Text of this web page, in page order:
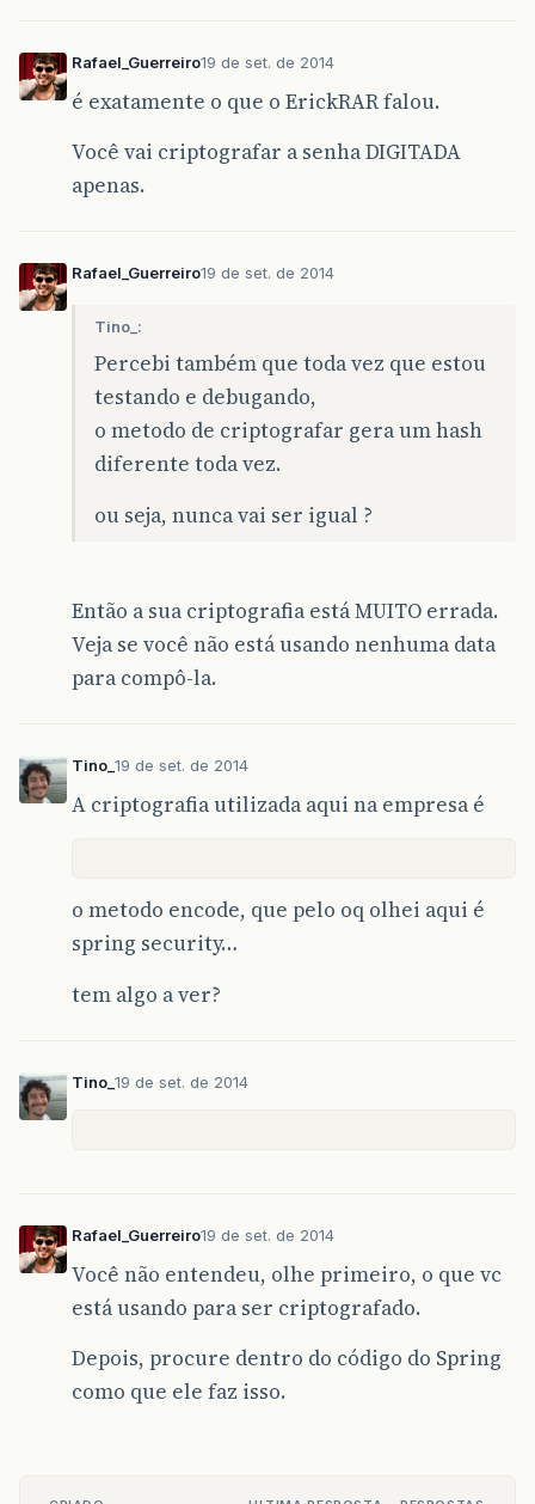
Rafael_Guerreiro19 de set. de 2014
é exatamente o que o ErickRAR falou.
Você vai criptografar a senha DIGITADA
apenas.
Rafael_Guerreiro19 de set. de 2014
Tino_:
Percebi também que toda vez que estou
testando e debugando,
o metodo de criptografar gera um hash
diferente toda vez.
ou seja, nunca vai ser igual ?
Então a sua criptografia está MUITO errada.
Veja se você não está usando nenhuma data
para compô-la.
Tino_ 19 de set. de 2014
A criptografia utilizada aqui na empresa é
o metodo encode, que pelo oq olhei aqui é
spring security…
tem algo a ver?
Tino_ 19 de set. de 2014
Rafael_Guerreiro19 de set. de 2014
Você não entendeu, olhe primeiro, o que vc
está usando para ser criptografado.
Depois, procure dentro do código do Spring
como que ele faz isso.